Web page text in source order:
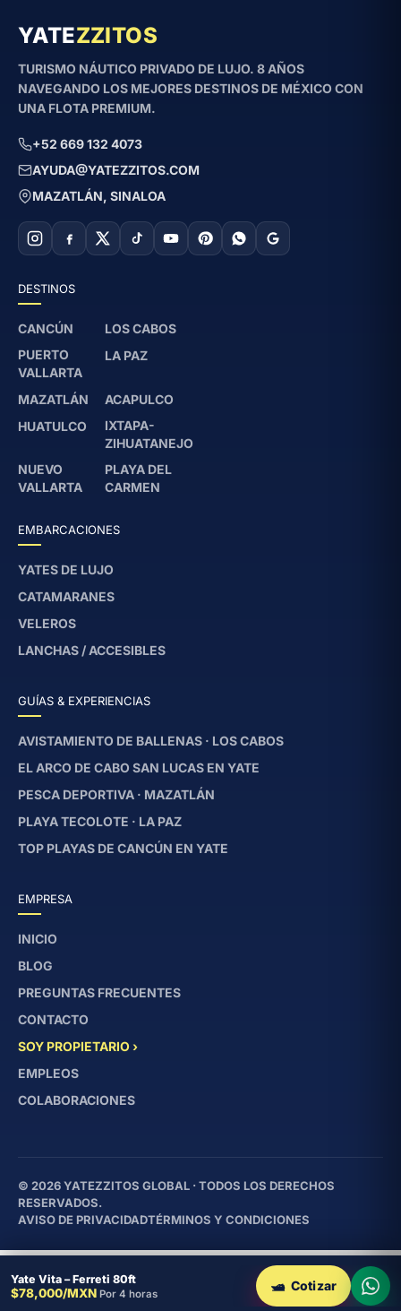
YATEZZITOS
TURISMO NÁUTICO PRIVADO DE LUJO. 8 AÑOS
NAVEGANDO LOS MEJORES DESTINOS DE MÉXICO CON
UNA FLOTA PREMIUM.
+52 669 132 4073
AYUDA@YATEZZITOS.COM
MAZATLÁN, SINALOA
DESTINOS
CANCÚN
LOS CABOS
PUERTO
VALLARTA
LA PAZ
MAZATLÁN
ACAPULCO
HUATULCO
IXTAPA-
ZIHUATANEJO
NUEVO
VALLARTA
PLAYA DEL
CARMEN
EMBARCACIONES
YATES DE LUJO
CATAMARANES
VELEROS
LANCHAS / ACCESIBLES
GUÍAS & EXPERIENCIAS
AVISTAMIENTO DE BALLENAS · LOS CABOS
EL ARCO DE CABO SAN LUCAS EN YATE
PESCA DEPORTIVA · MAZATLÁN
PLAYA TECOLOTE · LA PAZ
TOP PLAYAS DE CANCÚN EN YATE
EMPRESA
INICIO
BLOG
PREGUNTAS FRECUENTES
CONTACTO
SOY PROPIETARIO ›
EMPLEOS
COLABORACIONES
© 2026 YATEZZITOS GLOBAL · TODOS LOS DERECHOS
RESERVADOS.
AVISO DE PRIVACIDADTÉRMINOS Y CONDICIONES
Yate Vita – Ferreti 80ft
$78,000/MXN Por 4 horas 🛥